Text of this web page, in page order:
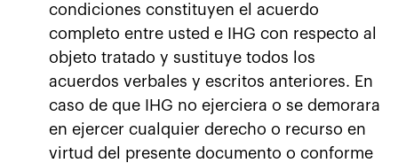
condiciones constituyen el acuerdo
completo entre usted e IHG con respecto al
objeto tratado y sustituye todos los
acuerdos verbales y escritos anteriores. En
caso de que IHG no ejerciera o se demorara
en ejercer cualquier derecho o recurso en
virtud del presente documento o conforme